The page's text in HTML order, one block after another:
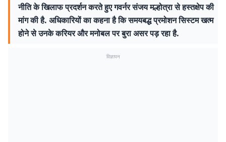
नीति के खिलाफ प्रदर्शन करते हुए गवर्नर संजय मल्होत्रा से हस्तक्षेप की
मांग की है. अधिकारियों का कहना है कि समयबद्ध प्रमोशन सिस्टम खत्म
होने से उनके करियर और मनोबल पर बुरा असर पड़ रहा है.
विज्ञापन